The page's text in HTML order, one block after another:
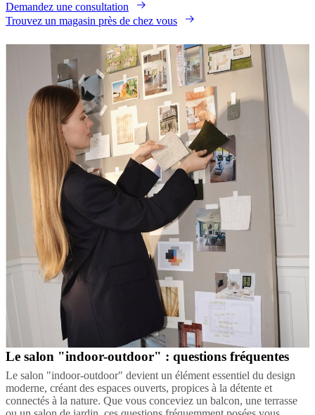
Demandez une consultation
Trouvez un magasin près de chez vous
Le salon "indoor-outdoor" : questions fréquentes
Le salon "indoor-outdoor" devient un élément essentiel du design
moderne, créant des espaces ouverts, propices à la détente et
connectés à la nature. Que vous conceviez un balcon, une terrasse